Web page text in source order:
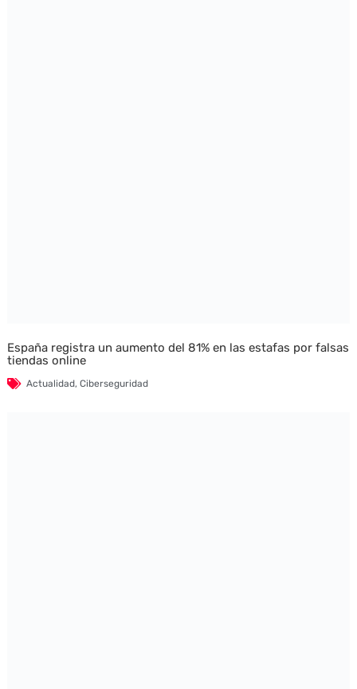
España registra un aumento del 81% en las estafas por falsas
tiendas online
Actualidad, Ciberseguridad